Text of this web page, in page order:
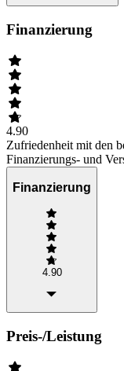
Finanzierung
4.90
Zufriedenheit mit den
Finanzierungs- und
Finanzierung
4.90
Preis-/Leistung